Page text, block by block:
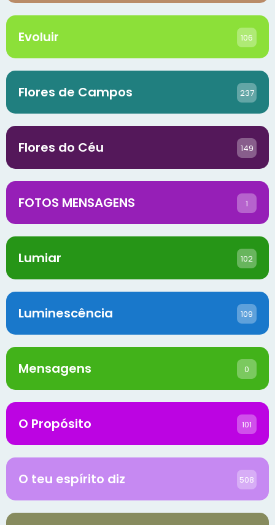
Evoluir 106
Flores de Campos 237
Flores do Céu 149
FOTOS MENSAGENS 1
Lumiar 102
Luminescência 109
Mensagens 0
O Propósito 101
O teu espírito diz 508